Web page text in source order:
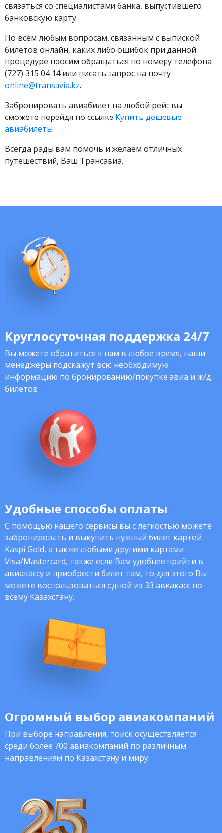
связаться со специалистами банка, выпустившего
банковскую карту.
По всем любым вопросам, связанным с выпиской
билетов онлайн, каких либо ошибок при данной
процедуре просим обращаться по номеру телефона
(727) 315 04 14 или писать запрос на почту
online@transavia.kz.
Забронировать авиабилет на любой рейс вы
сможете перейдя по ссылке Купить дешевые
авиабилеты
Всегда рады вам помочь и желаем отличных
путешествий, Ваш Трансавиа.
Круглосуточная поддержка 24/7
Вы можете обратиться к нам в любое время, наши
менеджеры подскажут всю необходимую
информацию по бронированию/покупке авиа и ж/д
билетов
Удобные способы оплаты
С помощью нашего сервисы вы с легкостью можете
забронировать и выкупить нужный билет картой
Kaspi Gold, а также любыми другими картами
Visa/Mastercard, также если Вам удобнее прийти в
авиакассу и приобрести билет там, то для этого Вы
можете воспользоваться одной из 33 авиакасс по
всему Казахстану.
Огромный выбор авиакомпаний
При выборе направления, поиск осуществляется
среди более 700 авиакомпаний по различным
направлениям по Казахстану и миру.